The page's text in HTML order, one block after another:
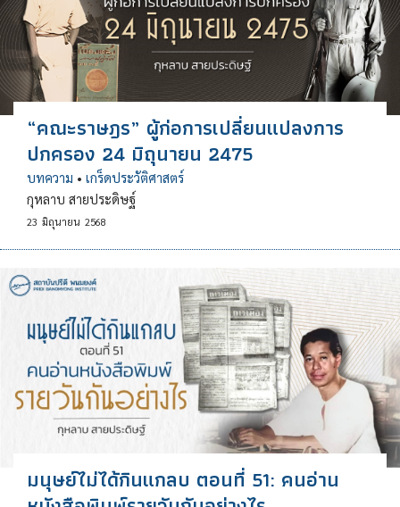
“คณะราษฎร” ผู้ก่อการเปลี่ยนแปลงการ
ปกครอง 24 มิถุนายน 2475
บทความ • เกร็ดประวัติศาสตร์
กุหลาบ สายประดิษฐ์
23 มิถุนายน 2568
มนุษย์ไม่ได้กินแกลบ ตอนที่ 51: คนอ่าน